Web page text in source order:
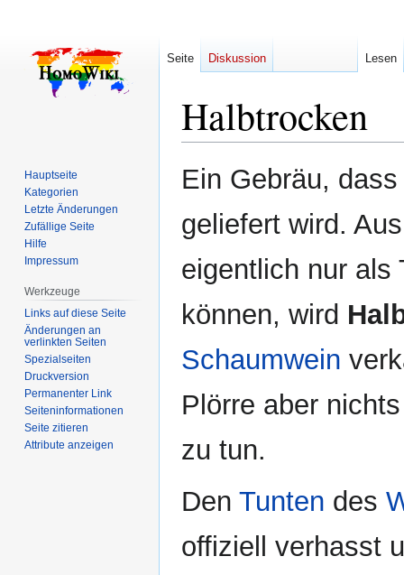
Halbtrocken
Zur
Navigation
Zur
Suche
Ein Gebräu,
geliefert wird.
eigentlich nur als
können, wird
Schaumwein
Plörre aber
zu tun.
Den Tunten des
offiziell verhasst
Seite Diskussion Lesen
Hauptseite
Kategorien
Letzte Änderungen
Zufällige Seite
Hilfe
Impressum
Werkzeuge
Links auf diese Seite
Änderungen an
verlinkten Seiten
Spezialseiten
Druckversion
Permanenter Link
Seiten­­informationen
Seite zitieren
Attribute anzeigen